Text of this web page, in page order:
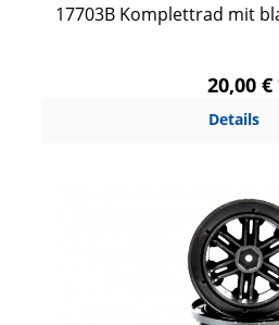
17703B Komplettrad mit
20,00
Details